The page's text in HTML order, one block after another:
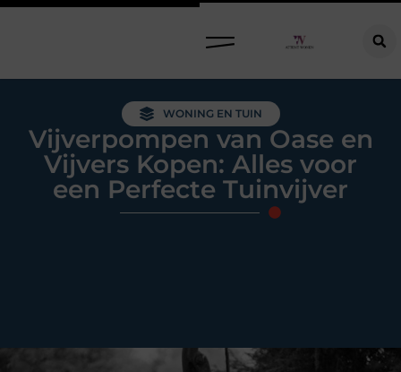
WONING EN TUIN
Vijverpompen van Oase en
Vijvers Kopen: Alles voor
een Perfecte Tuinvijver